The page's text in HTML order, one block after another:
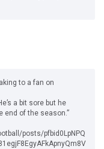
to a fan on
a bit sore but he
end of the season.”
posts/pfbid0LpNPQ